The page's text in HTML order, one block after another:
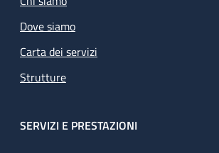
Dove siamo
Carta dei servizi
Strutture
SERVIZI E PRESTAZIONI